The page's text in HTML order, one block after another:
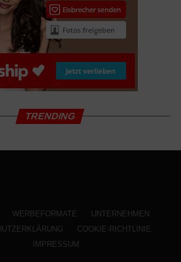
um 20:15 Uhr im Ersten und ORF
TRENDING
WERBEFORMATE
UNTERNEHMEN
COOKIE-RICHTLINIE
IMPRESSUM